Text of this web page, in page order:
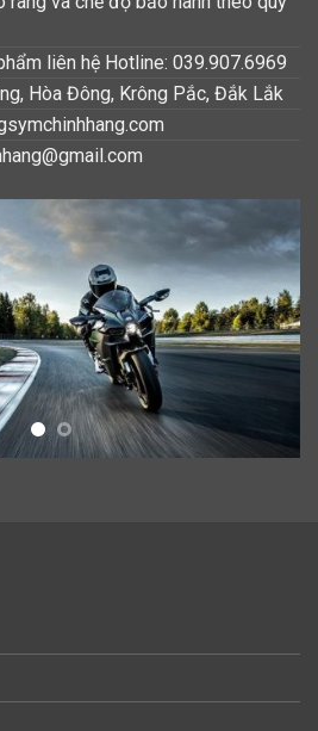
liên hệ Hotline: 039.907.6969
Hòa Đông, Krông Pắc, Đắk Lắk